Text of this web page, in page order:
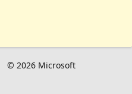
© 2026 Microsoft